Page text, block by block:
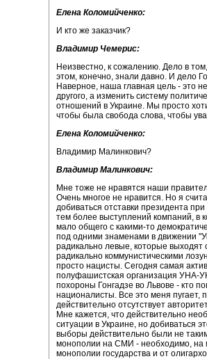
Елена Коломийченко:
И кто же заказчик?
Владимир Чемерис:
Неизвестно, к сожалению. Дело в
этом, конечно, знали давно. И дело
Наверное, наша главная цель - это
другого, а изменить систему
отношений в Украине. Мы просто
чтобы была свобода слова, чтобы
Елена Коломийченко:
Владимир Малинкович?
Владимир Малинкович:
Мне тоже не нравятся наши
Очень многое не нравится. Но я
добиваться отставки президента
тем более выступлений компаний,
мало общего с какими-то
под одними знаменами в движении
радикально левые, которые
радикально коммунистическими
просто нацисты. Сегодня самая
полуфашистская организация УНА-
похороны Гонгадзе во Львове - кто
националисты. Все это меня пугает,
действительно отсутствует
Мне кажется, что действительно
ситуации в Украине, но добиваться
выборы действительно были не
монополии на СМИ - необходимо, на
монополии государства и от